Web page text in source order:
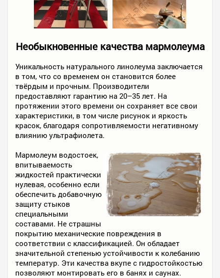
Необыкновенные качества мармолеума
Уникальность натурального линолеума заключается
в том, что со временем он становится более
твёрдым и прочным. Производители
предоставляют гарантию на 20–35 лет. На
протяжении этого времени он сохраняет все свои
характеристики, в том числе рисунок и яркость
красок, благодаря сопротивляемости негативному
влиянию ультрафиолета.
Мармолеум водостоек,
впитываемость
жидкостей практически
нулевая, особенно если
обеспечить добавочную
защиту стыков
специальными
составами. Не страшны
покрытию механические повреждения в
соответствии с классификацией. Он обладает
значительной степенью устойчивости к колебанию
температур. Эти качества вкупе с гидростойкостью
позволяют монтировать его в банях и саунах.